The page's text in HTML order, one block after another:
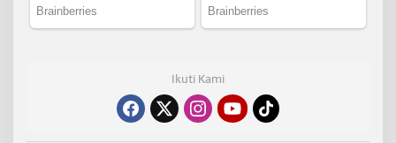
Ikuti Kami